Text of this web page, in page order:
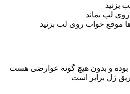
بزنید
لب بماند
موقع خواب روی لب بزنید
بوده و بدون هیچ گونه عوارضی هست
ژل برابر است